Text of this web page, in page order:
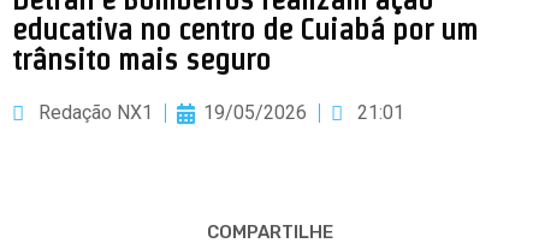
educativa no centro de Cuiabá por um
trânsito mais seguro
Redação NX1 19/05/2026 21:01
COMPARTILHE